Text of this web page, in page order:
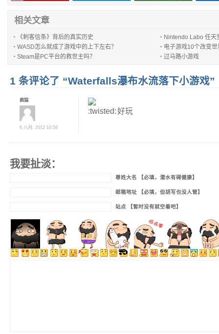
相关文章
《刺客信条》背后的真实历史
Nintendo Labo 任天
WASD怎么就成了游戏中的上下左右？
电子游戏10个改变
Steam是PC平台的救世主吗？
过马路小游戏
1 条评论了 “Waterfalls瀑布水流落下小游戏”
疯猫
6 八月, 2012 10:58
好玩
我要扯淡：
尊姓大名 【必填，潜水有碍健康】
邮箱地址 【必填，但胡写也没人管】
站点 【暂时没有就空着吧】